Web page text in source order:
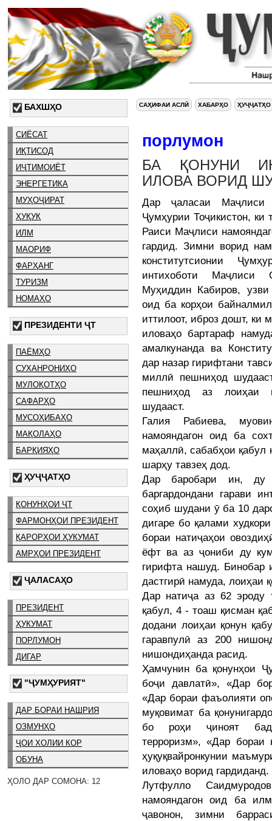
БАХШҲО
СИЁСАТ
ИҚТИСОД
ИҶТИМОИЁТ
ЭНЕРГЕТИКА
МУҲОҶИРАТ
ҲУҚУҚ
ИЛМ
МАОРИФ
ФАРҲАНГ
ТУРИЗМ
НОМАҲО
ПРЕЗИДЕНТИ ҶТ
ПАЁМҲО
СУХАНРОНИҲО
МУЛОҚОТҲО
САФАРҲО
МУСОҲИБАҲО
МАҚОЛАҲО
БАРҚИЯҲО
ҲУҶҶАТҲО
ҚОНУНҲОИ ҶТ
ФАРМОНҲОИ ПРЕЗИДЕНТ
ҚАРОРҲОИ ҲУКУМАТ
АМРҲОИ ПРЕЗИДЕНТ
ҶАЛАСАҲО
ПРЕЗИДЕНТ
ҲУКУМАТ
ПОРЛУМОН
ДИГАР
"ҶУМҲУРИЯТ"
ДАР БОРАИ НАШРИЯ
ОЗМУНҲО
ҶОИ ХОЛИИ КОР
ОБУНА
ҲОЛО ДАР СОМОНА: 12
САҲИФАИ АСЛӢ ХАБАРҲО ҲУҶҶАТҲО
порлумон
БА ҚОНУНИ
ИЛОВА ВОРИД
Дар ҷаласаи Маҷлиси
Ҷумҳурии Тоҷикистон, ки
Раиси Маҷлиси
гардид. Зимни ворид
конститутсионии
интихоботи Маҷлиси
Муҳиддин Кабиров,
оид ба корҳои
иттилоот, иброз дошт, ки
иловаҳо бартараф
амалкунанда ва
дар назар гирифтани
миллӣ пешниҳод
пешниҳод аз лоиҳаи
шудааст.
Галия Рабиева,
намояндагон оид ба
маҳаллӣ, сабабҳои қабул
шарҳу тавзеҳ дод.
Дар баробари ин,
баргардондани гарави
соҳиб шудани ӯ ба 10
дигаре бо қалами
бораи натиҷаҳои
ёфт ва аз ҷониби ду
гирифта нашуд. Бинобар
дастгирӣ намуда, лоиҳаи
Дар натиҷа аз 62
қабул, 4 - тоаш қисман
додани лоиҳаи қонун
гаравпулӣ аз 200
нишондиҳанда расид.
Ҳамчунин ба қонунҳои
боҷи давлатӣ», «Дар
«Дар бораи фаъолияти
муқовимат ба
бо роҳи ҷиноят
терроризм», «Дар бораи
ҳуқуқвайронкунии
иловаҳо ворид гардиданд.
Лутфулло
намояндагон оид ба
ҷавонон, зимни